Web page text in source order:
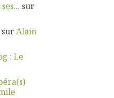
sur
Alain
: Le